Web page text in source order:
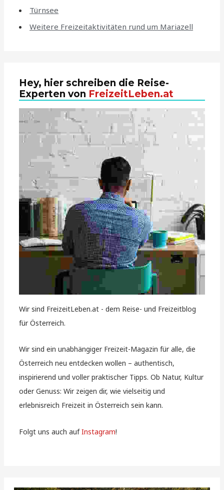
Türnsee
Weitere Freizeitaktivitäten rund um Mariazell
Hey, hier schreiben die Reise-
Experten von FreizeitLeben.at
Wir sind FreizeitLeben.at - dem Reise- und Freizeitblog
für Österreich.
Wir sind ein unabhängiger Freizeit-Magazin für alle, die
Österreich neu entdecken wollen – authentisch,
inspirierend und voller praktischer Tipps. Ob Natur, Kultur
oder Genuss: Wir zeigen dir, wie vielseitig und
erlebnisreich Freizeit in Österreich sein kann.
Folgt uns auch aufInstagram!